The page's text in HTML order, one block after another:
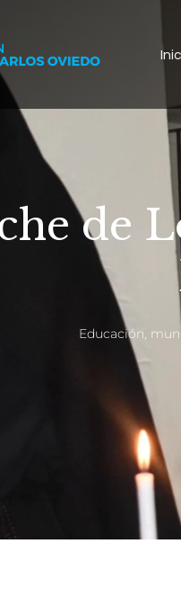
de
Educación,